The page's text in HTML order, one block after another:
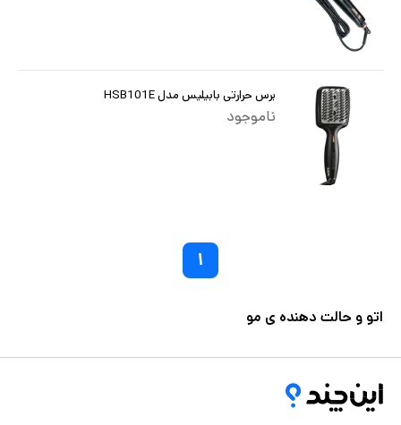
برس حرارتی بابیلیس مدل HSB101E
ناموجود
۱
اتو و حالت دهنده ی مو